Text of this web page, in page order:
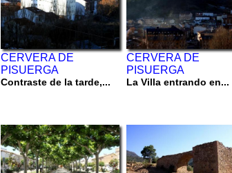
CERVERA DE
PISUERGA
Contraste de la tarde,...
CERVERA DE
PISUERGA
La Villa entrando en...